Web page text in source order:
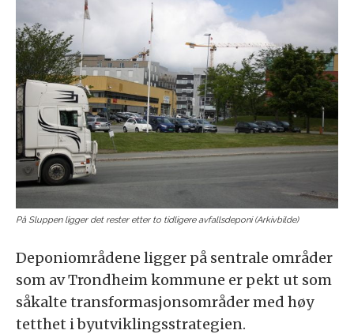
På Sluppen ligger det rester etter to tidligere avfallsdeponi (Arkivbilde)
Deponiområdene ligger på sentrale områder
som av Trondheim kommune er pekt ut som
såkalte transformasjonsområder med høy
tetthet i byutviklingsstrategien.